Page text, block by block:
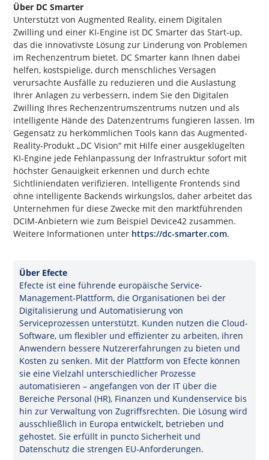
Über DC Smarter
Unterstützt von Augmented Reality, einem Digitalen
Zwilling und einer KI-Engine ist DC Smarter das Start-up,
das die innovativste Lösung zur Linderung von Problemen
im Rechenzentrum bietet. DC Smarter kann Ihnen dabei
helfen, kostspielige, durch menschliches Versagen
verursachte Ausfälle zu reduzieren und die Auslastung
Ihrer Anlagen zu verbessern, indem Sie den Digitalen
Zwilling Ihres Rechenzentrumszentrums nutzen und als
intelligente Hände des Datenzentrums fungieren lassen. Im
Gegensatz zu herkömmlichen Tools kann das Augmented-
Reality-Produkt „DC Vision“ mit Hilfe einer ausgeklügelten
KI-Engine jede Fehlanpassung der Infrastruktur sofort mit
höchster Genauigkeit erkennen und durch echte
Sichtliniendaten verifizieren. Intelligente Frontends sind
ohne intelligente Backends wirkungslos, daher arbeitet das
Unternehmen für diese Zwecke mit den marktführenden
DCIM-Anbietern wie zum Beispiel Device42 zusammen.
Weitere Informationen unter https://dc-smarter.com.
Über Efecte
Efecte ist eine führende europäische Service-
Management-Plattform, die Organisationen bei der
Digitalisierung und Automatisierung von
Serviceprozessen unterstützt. Kunden nutzen die Cloud-
Software, um flexibler und effizienter zu arbeiten, ihren
Anwendern bessere Nutzererfahrungen zu bieten und
Kosten zu senken. Mit der Plattform von Efecte können
sie eine Vielzahl unterschiedlicher Prozesse
automatisieren – angefangen von der IT über die
Bereiche Personal (HR), Finanzen und Kundenservice bis
hin zur Verwaltung von Zugriffsrechten. Die Lösung wird
ausschließlich in Europa entwickelt, betrieben und
gehostet. Sie erfüllt in puncto Sicherheit und
Datenschutz die strengen EU-Anforderungen.